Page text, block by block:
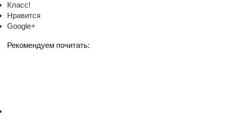
Класс!
Нравится
Google+
Рекомендуем почитать: